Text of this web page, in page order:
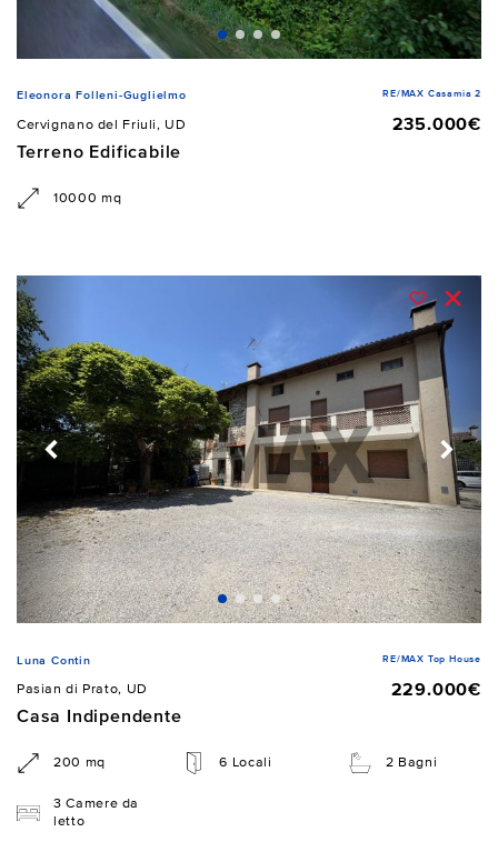
Eleonora Folleni-Guglielmo RE/MAX Casamia 2
Cervignano del Friuli, UD
235.000€
Terreno Edificabile
10000 mq
Luna Contin RE/MAX Top House
Pasian di Prato, UD
229.000€
Casa Indipendente
200 mq 6 Locali 2 Bagni
3 Camere da
letto